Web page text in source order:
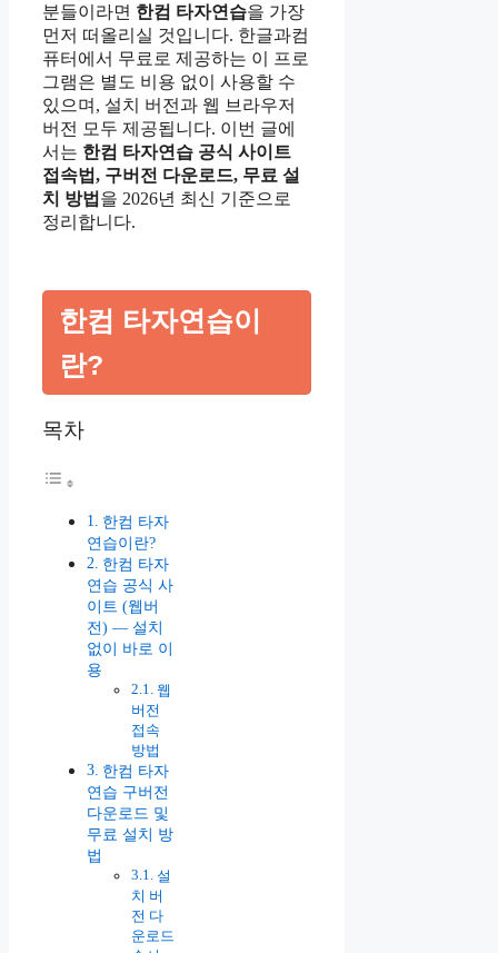
분들이라면 한컴 타자연습을 가장
먼저 떠올리실 것입니다. 한글과컴
퓨터에서 무료로 제공하는 이 프로
그램은 별도 비용 없이 사용할 수
있으며, 설치 버전과 웹 브라우저
버전 모두 제공됩니다. 이번 글에
서는 한컴 타자연습 공식 사이트
접속법, 구버전 다운로드, 무료 설
치 방법 을 2026년 최신 기준으로
정리합니다.
한컴 타자연습이
란?
목차
한컴 타자
연습이란?
한컴 타자
연습 공식 사
이트 (웹버
전) — 설치
없이 바로 이
용
웹
버전
접속
방법
한컴 타자
연습 구버전
다운로드 및
무료 설치 방
법
설
치 버
전 다
운로드